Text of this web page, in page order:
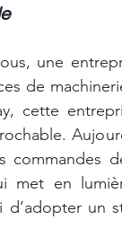
une
de
cette
met en
d’adopter un